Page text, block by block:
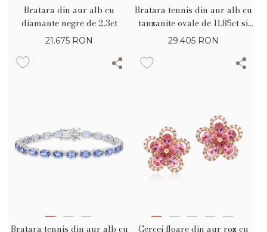
Bratara din aur alb cu
diamante negre de 2.3ct
21.675 RON
Bratara tennis din aur alb cu
tanzanite ovale de 11.85ct si
diamante de 0.24ct
29.405 RON
Bratara tennis din aur alb cu
Cercei floare din aur roz cu